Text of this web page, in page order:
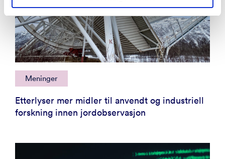
Meninger
Etterlyser mer midler til anvendt og industriell
forskning innen jordobservasjon